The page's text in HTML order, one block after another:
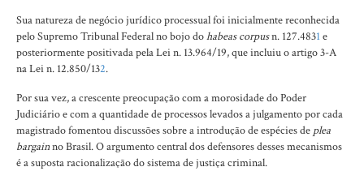
Sua natureza de negócio jurídico processual foi inicialmente reconhecida
pelo Supremo Tribunal Federal no bojo dohabeas corpusn. 127.4831 e
posteriormente positivada pela Lei n. 13.964/19, que incluiu o artigo 3-A
na Lei n. 12.850/132.
Por sua vez, a crescente preocupação com a morosidade do Poder
Judiciário e com a quantidade de processos levados a julgamento por cada
magistrado fomentou discussões sobre a introdução de espécies de plea
bargainno Brasil. O argumento central dos defensores desses mecanismos
é a suposta racionalização do sistema de justiça criminal.